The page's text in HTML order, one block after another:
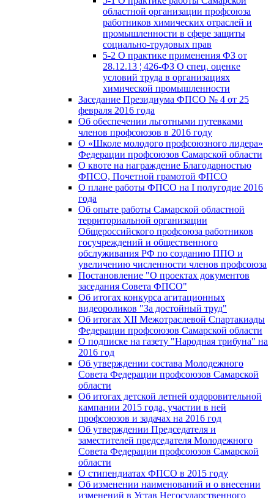
областной организации профсоюза
работников химических отраслей и
промышленности в сфере защиты
социально-трудовых прав
5-2 О практике применения ФЗ от
28.12.13 ¦ 426-ФЗ О спец. оценке
условий труда в организациях
химической промышленности
Заседание Президиума ФПСО № 4 от 25
февраля 2016 года
Об обеспечении льготными путевками
членов профсоюзов в 2016 году
О «Школе молодого профсоюзного лидера»
Федерации профсоюзов Самарской области
О квоте на награждение Благодарностью
ФПСО, Почетной грамотой ФПСО
О плане работы ФПСО на I полугодие 2016
года
Об опыте работы Самарской областной
территориальной организации
Общероссийского профсоюза работников
госучреждений и общественного
обслуживания РФ по созданию ППО и
увеличению численности членов профсоюза
Постановление "О проектах документов
заседания Совета ФПСО"
Об итогах конкурса агитационных
видеороликов "За достойный труд"
Об итогах XII Межотраслевой Спартакиады
Федерации профсоюзов Самарской области
О подписке на газету "Народная трибуна" на
2016 год
Об утверждении состава Молодежного
Совета Федерации профсоюзов Самарской
области
Об итогах детской летней оздоровительной
кампании 2015 года, участии в ней
профсоюзов и задачах на 2016 год
Об утверждении Председателя и
заместителей председателя Молодежного
Совета Федерации профсоюзов Самарской
области
О стипендиатах ФПСО в 2015 году
Об изменении наименований и о внесении
изменений в Устав Негосударственного